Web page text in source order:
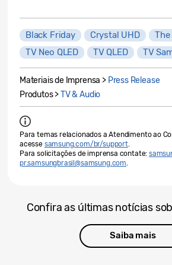
Black Friday Crystal UHD
The
TV Neo QLED
TV QLED TV
Materiais de Imprensa > Press Release
Produtos >TV & Audio
Para temas relacionados a Atendimento ao
acesse samsung.com/br/support.
Para solicitações de imprensa contate:
pr.samsungbrasil@samsung.com
Confira as últimas notícias
Saiba mais